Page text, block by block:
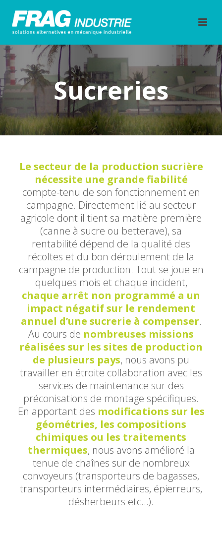
Sucreries
Le secteur de la production sucrière
nécessite une grande fiabilité
compte-tenu de son fonctionnement en
campagne. Directement lié au secteur
agricole dont il tient sa matière première
(canne à sucre ou betterave), sa
rentabilité dépend de la qualité des
récoltes et du bon déroulement de la
campagne de production. Tout se joue en
quelques mois et chaque incident,
chaque arrêt non programmé a un
impact négatif sur le rendement
annuel d’une sucrerie à compenser.
Au cours de nombreuses missions
réalisées sur les sites de production
de plusieurs pays, nous avons pu
travailler en étroite collaboration avec les
services de maintenance sur des
préconisations de montage spécifiques.
En apportant des modifications sur les
géométries, les compositions
chimiques ou les traitements
thermiques, nous avons amélioré la
tenue de chaînes sur de nombreux
convoyeurs (transporteurs de bagasses,
transporteurs intermédiaires, épierreurs,
désherbeurs etc…).